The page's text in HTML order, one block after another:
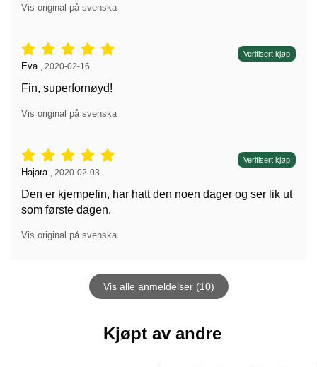
Vis original på svenska
Vurdering: 5 stjerne av 5, Verifisert kjøp
Anmeldelse av:
Eva 2020-02-16
Fin, superfornøyd!
Vis original på svenska
Vurdering: 5 stjerne av 5, Verifisert kjøp
Anmeldelse av:
Hajara 2020-02-03
Den er kjempefin, har hatt den noen dager og ser lik ut
som første dagen.
Vis original på svenska
Vis alle anmeldelser (10)
Kjøpt av andre